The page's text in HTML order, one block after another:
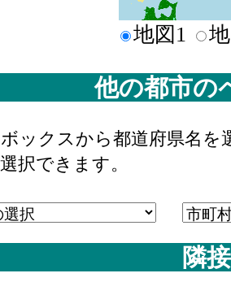
地図1
他の都市の
ックスから都道府県名
択できます。
隣